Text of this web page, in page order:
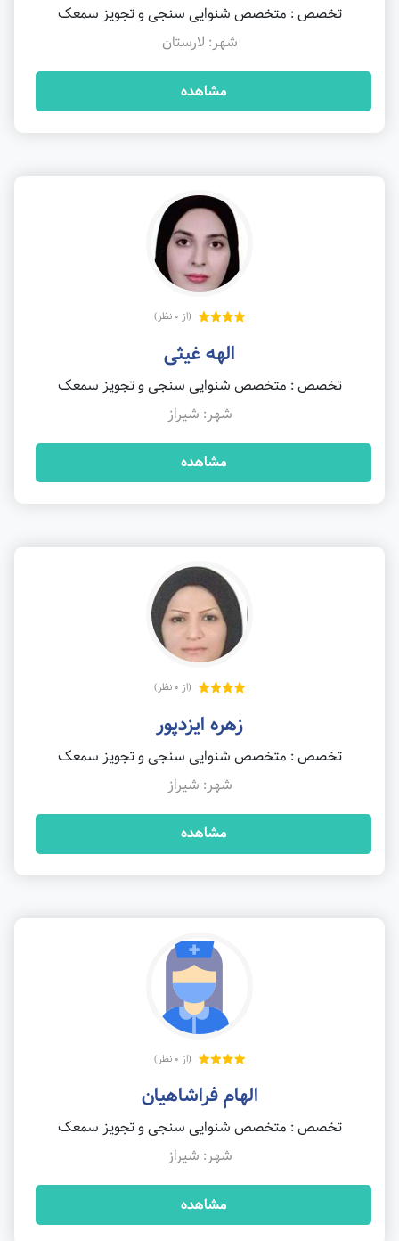
تخصص : متخصص شنوایی سنجی و تجویز سمعک
شهر: لارستان
مشاهده
(از 0 نظر)
الهه غیثی
تخصص : متخصص شنوایی سنجی و تجویز سمعک
شهر: شیراز
مشاهده
(از 0 نظر)
زهره ایزدپور
تخصص : متخصص شنوایی سنجی و تجویز سمعک
شهر: شیراز
مشاهده
(از 0 نظر)
الهام فراشاهیان
تخصص : متخصص شنوایی سنجی و تجویز سمعک
شهر: شیراز
مشاهده